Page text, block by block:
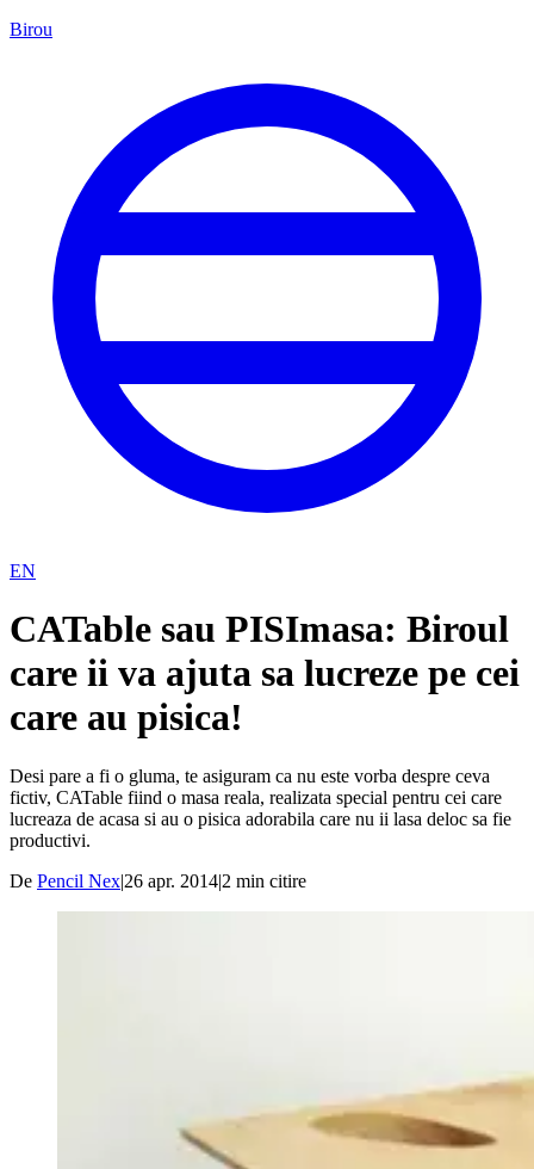
Birou
EN
CATable sau PISImasa: Biroul
care ii va ajuta sa lucreze pe cei
care au pisica!
Desi pare a fi o gluma, te asiguram ca nu este vorba despre ceva
fictiv, CATable fiind o masa reala, realizata special pentru cei care
lucreaza de acasa si au o pisica adorabila care nu ii lasa deloc sa fie
productivi.
De Pencil Nex|26 apr. 2014|2 min citire